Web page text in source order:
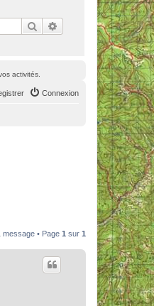
RechercherRecherche avancée
activités.
Connexion
message • Page 1 sur 1